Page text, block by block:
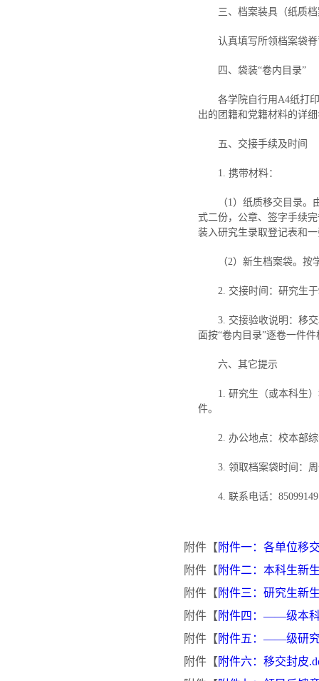
三、档案装具（纸质
认真填写所领档案袋
四、袋装“卷内目录”
各学院自行用A4纸打
出的团籍和党籍材料的详
五、交接手续及时间
1. 携带材料：
（1）纸质移交目录
式二份，公章、签字手续
装入研究生录取登记表和
（2）新生档案袋。
2. 交接时间：研究生
3. 交接验收说明：移
面按“卷内目录”逐卷一件
六、其它提示
1. 研究生（或本科生
件。
2. 办公地点：校本部
3. 领取档案袋时间：
4. 联系电话：
附件【 附件一：各单位移
附件【 附件二：本科生新
附件【 附件三：研究生新
附件【 附件四：——级本科
附件【 附件五：——级研究
附件【 附件六：移交封皮